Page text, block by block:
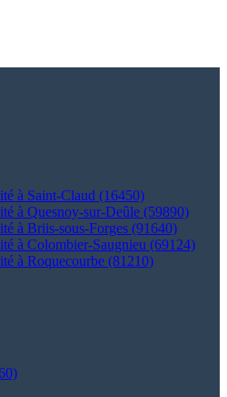
à Saint-Claud (16450)
à Quesnoy-sur-Deûle (59890)
à Briis-sous-Forges (91640)
à Colombier-Saugnieu (69124)
à Roquecourbe (81210)